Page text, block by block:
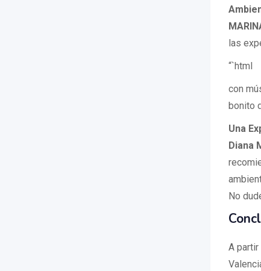
las
“`html
con
bonito
Una
Diana
No
A partir